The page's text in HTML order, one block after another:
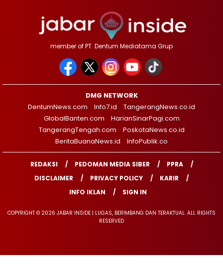
member of PT. Dentum Mediatama Grup
DMG NETWORK
DentumNews.com
Info7.id
TangerangNews.co.id
GlobalBanten.com
HarianSinarPagi.com
TangerangTengah.com
PoskotaNews.co.id
BeritaBuanaNews.id
InfoPublik.co
REDAKSI PEDOMAN MEDIA SIBER
PPRA
DISCLAIMER
PRIVACY POLICY
KARIR
INFO IKLAN
SIGN IN
COPYRIGHT © 2026 JABAR INSIDE | LUGAS, BERIMBANG DAN TERAKTUAL. ALL RIGHTS
RESERVED